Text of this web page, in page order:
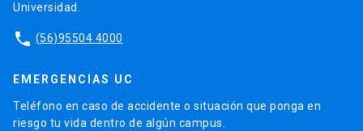
Universidad.
phone (56)95504 4000
EMERGENCIAS UC
Teléfono en caso de accidente o situación que ponga en
riesgo tu vida dentro de algún campus.